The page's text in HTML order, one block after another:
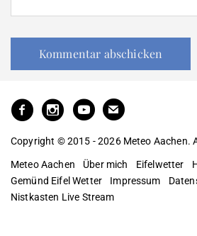
Copyright © 2015 - 2026 Meteo Aachen.
Meteo Aachen Über mich Eifelwetter
Gemünd Eifel Wetter
Impressum
Nistkasten Live Stream